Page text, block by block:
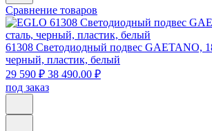
Сравнение товаров
61308 Светодиодный подвес GAETANO,
черный, пластик, белый
29 590 ₽ 38 490.00 ₽
под заказ